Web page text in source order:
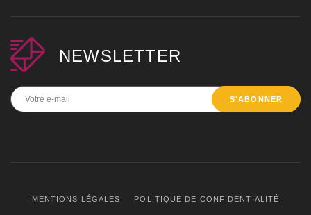
NEWSLETTER
S'ABONNER
MENTIONS LÉGALES POLITIQUE DE CONFIDENTIALITÉ